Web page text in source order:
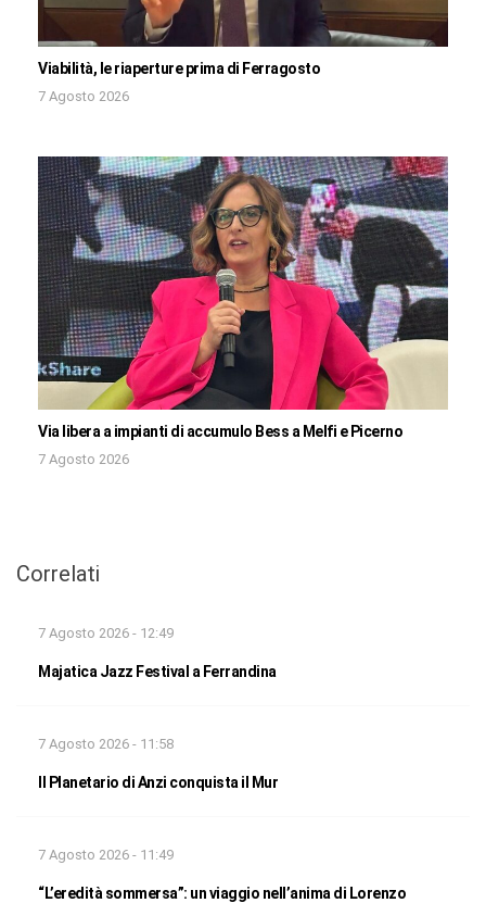
Viabilità, le riaperture prima di Ferragosto
7 Agosto 2026
Via libera a impianti di accumulo Bess a Melfi e Picerno
7 Agosto 2026
Correlati
7 Agosto 2026 - 12:49
Majatica Jazz Festival a Ferrandina
7 Agosto 2026 - 11:58
Il Planetario di Anzi conquista il Mur
7 Agosto 2026 - 11:49
“L’eredità sommersa”: un viaggio nell’anima di Lorenzo